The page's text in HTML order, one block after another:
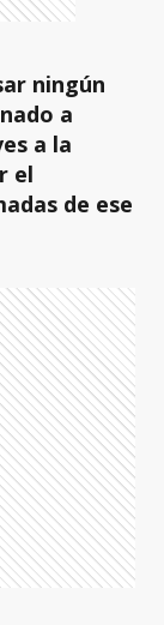
ningún
a
a la
el
de ese